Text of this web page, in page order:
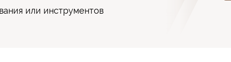
или инструментов